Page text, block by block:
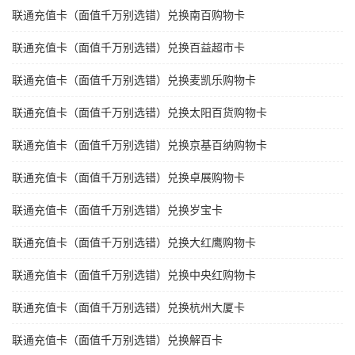
联通充值卡（面值千万别选错）兑换南百购物卡
联通充值卡（面值千万别选错）兑换百益超市卡
联通充值卡（面值千万别选错）兑换麦凯乐购物卡
联通充值卡（面值千万别选错）兑换太阳百货购物卡
联通充值卡（面值千万别选错）兑换京基百纳购物卡
联通充值卡（面值千万别选错）兑换卓展购物卡
联通充值卡（面值千万别选错）兑换岁宝卡
联通充值卡（面值千万别选错）兑换大红鹰购物卡
联通充值卡（面值千万别选错）兑换中央红购物卡
联通充值卡（面值千万别选错）兑换杭州大厦卡
联通充值卡（面值千万别选错）兑换解百卡